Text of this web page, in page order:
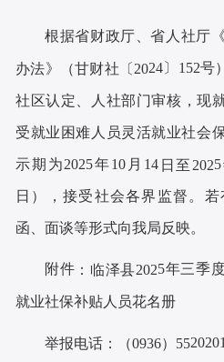
根据省财政厅、省人社厅
办法》（甘财社〔 2024〕 152号
社区认定、人社部门审核 ，现
受就业困难人员灵活就业社会
示期为2025年10 月 14日至 2025
日 ），接受社会各界监督。
函、面谈等形式向我局反映。
附件 ：临泽县2025年三季
就业社保补贴人员花名册
举报电话：（0936）5520201